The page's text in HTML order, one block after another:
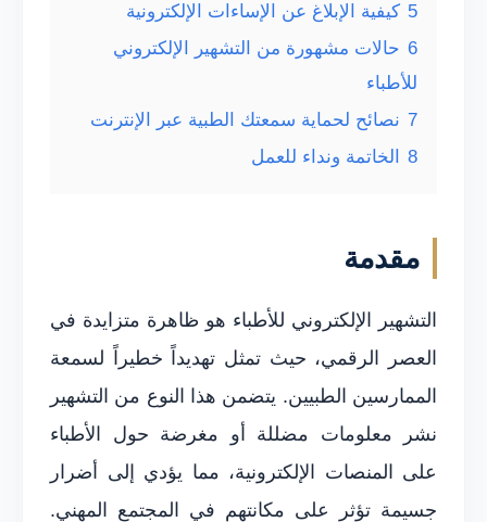
5 كيفية الإبلاغ عن الإساءات الإلكترونية
6 حالات مشهورة من التشهير الإلكتروني
للأطباء
7 نصائح لحماية سمعتك الطبية عبر الإنترنت
8
الخاتمة ونداء للعمل
مقدمة
التشهير الإلكتروني للأطباء هو ظاهرة متزايدة في
العصر الرقمي، حيث تمثل تهديداً خطيراً لسمعة
الممارسين الطبيين. يتضمن هذا النوع من التشهير
نشر معلومات مضللة أو مغرضة حول الأطباء
على المنصات الإلكترونية، مما يؤدي إلى أضرار
جسيمة تؤثر على مكانتهم في المجتمع المهني.